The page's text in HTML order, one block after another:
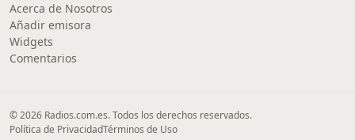
Acerca de Nosotros
Añadir emisora
Widgets
Comentarios
© 2026 Radios.com.es. Todos los derechos reservados.
Política de PrivacidadTérminos de Uso